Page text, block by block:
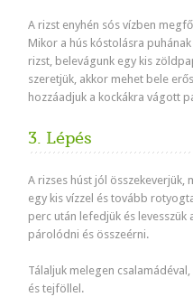
A rizst enyhén sós vízben
Mikor a hús kóstolásra
rizst, belevágunk egy kis
szeretjük, akkor mehet bele
hozzáadjuk a kockákra vágott
3. Lépés
A rizses húst jól összekeverjük,
egy kis vízzel és tovább
perc után lefedjük és levesszük
párolódni és összeérni.
Tálaljuk melegen
és tejföllel.